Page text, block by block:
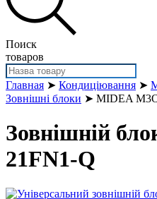
Поиск
товаров
Главная ➤ Кондиціювання ➤
Зовнішні блоки ➤ MIDEA
Зовнішній
21FN1-Q